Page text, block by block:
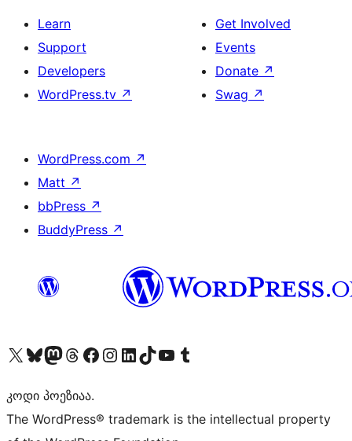
Learn
Support
Developers
WordPress.tv ↗
Get Involved
Events
Donate ↗
Swag ↗
WordPress.com ↗
Matt ↗
bbPress ↗
BuddyPress ↗
Visit our X (formerly Twitter) account
Visit our Bluesky account
Visit our Mastodon account
Visit our Threads account
Visit our Facebook page
Visit our Instagram account
Visit our LinkedIn account
Visit our TikTok account
Visit our YouTube channel
Visit our Tumblr account
კოდი პოეზიაა.
The WordPress® trademark is the intellectual property